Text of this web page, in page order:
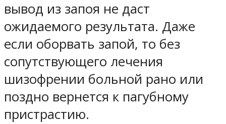
вывод из запоя не даст
ожидаемого результата. Даже
если оборвать запой, то без
сопутствующего лечения
шизофрении больной рано или
поздно вернется к пагубному
пристрастию.